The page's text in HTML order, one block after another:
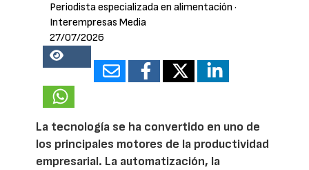
Periodista especializada en alimentación ·
Interempresas Media
27/07/2026
15348
La tecnología se ha convertido en uno de
los principales motores de la productividad
empresarial. La automatización, la